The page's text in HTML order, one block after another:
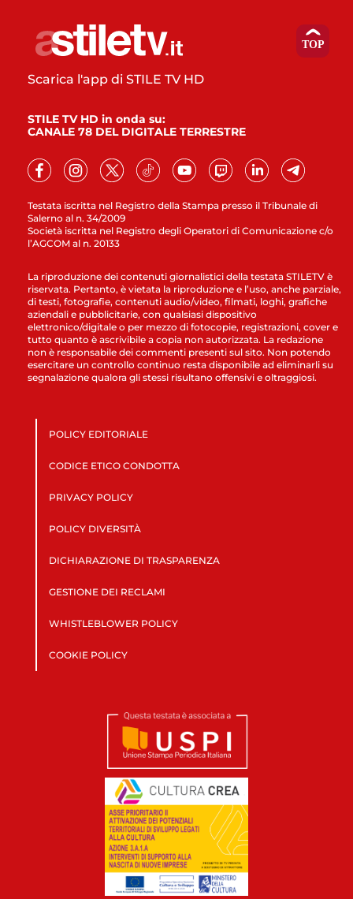
Testata iscritta nel Registro della Stampa presso il Tribunale di
Salerno al n. 34/2009
Società iscritta nel Registro degli Operatori di Comunicazione c/o
l’AGCOM al n. 20133
Scarica l'app di STILE TV HD
STILE TV HD in onda su:
CANALE 78 DEL DIGITALE TERRESTRE
La riproduzione dei contenuti giornalistici della testata STILETV è
riservata. Pertanto, è vietata la riproduzione e l’uso, anche parziale,
di testi, fotografie, contenuti audio/video, filmati, loghi, grafiche
aziendali e pubblicitarie, con qualsiasi dispositivo
elettronico/digitale o per mezzo di fotocopie, registrazioni, cover e
tutto quanto è ascrivibile a copia non autorizzata. La redazione
non è responsabile dei commenti presenti sul sito. Non potendo
esercitare un controllo continuo resta disponibile ad eliminarli su
segnalazione qualora gli stessi risultano offensivi e oltraggiosi.
POLICY EDITORIALE
CODICE ETICO CONDOTTA
PRIVACY POLICY
POLICY DIVERSITÀ
DICHIARAZIONE DI TRASPARENZA
GESTIONE DEI RECLAMI
WHISTLEBLOWER POLICY
COOKIE POLICY